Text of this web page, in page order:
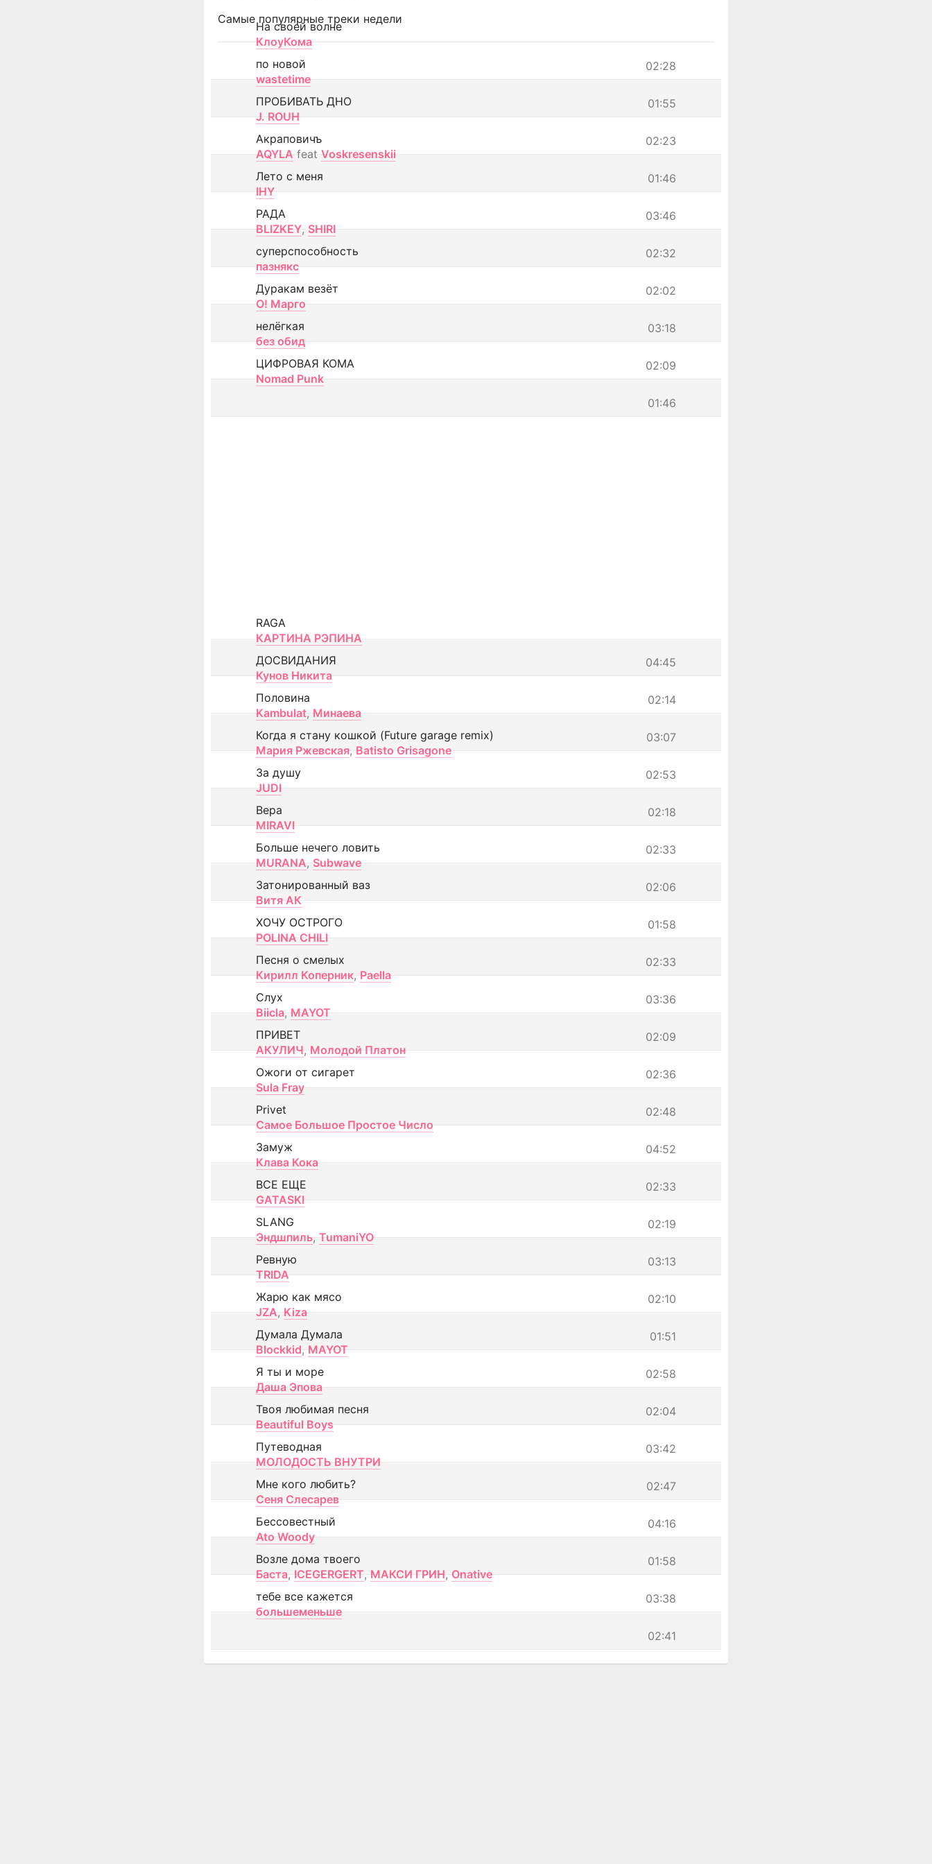
Самые популярные треки недели
На своей волне
КлоуКома
02:28
по новой
wastetime
01:55
ПРОБИВАТЬ ДНО
J. ROUH
02:23
Акраповичъ
AQYLA feat Voskresenskii
01:46
Лето с меня
IHY
03:46
РАДА
BLIZKEY, SHIRI
02:32
суперспособность
пазнякс
02:02
Дуракам везёт
О! Марго
03:18
нелёгкая
без обид
02:09
ЦИФРОВАЯ КОМА
Nomad Punk
01:46
RAGA
КАРТИНА РЭПИНА
04:45
ДОСВИДАНИЯ
Кунов Никита
02:14
Половина
Kambulat, Минаева
03:07
Когда я стану кошкой (Future garage remix)
Мария Ржевская, Batisto Grisagone
02:53
За душу
JUDI
02:18
Вера
MIRAVI
02:33
Больше нечего ловить
MURANA, Subwave
02:06
Затонированный ваз
Витя АК
01:58
ХОЧУ ОСТРОГО
POLINA CHILI
02:33
Песня о смелых
Кирилл Коперник, Paella
03:36
Слух
Biicla, MAYOT
02:09
ПРИВЕТ
АКУЛИЧ, Молодой Платон
02:36
Ожоги от сигарет
Sula Fray
02:48
Privet
Самое Большое Простое Число
04:52
Замуж
Клава Кока
02:33
ВСЕ ЕЩЕ
GATASKI
02:19
SLANG
Эндшпиль, TumaniYO
03:13
Ревную
TRIDA
02:10
Жарю как мясо
JZA, Kiza
01:51
Думала Думала
Blockkid, MAYOT
02:58
Я ты и море
Даша Эпова
02:04
Твоя любимая песня
Beautiful Boys
03:42
Путеводная
МОЛОДОСТЬ ВНУТРИ
02:47
Мне кого любить?
Сеня Слесарев
04:16
Бессовестный
Ato Woody
01:58
Возле дома твоего
Баста, ICEGERGERT, МАКСИ ГРИН, Onative
03:38
тебе все кажется
большеменьше
02:41